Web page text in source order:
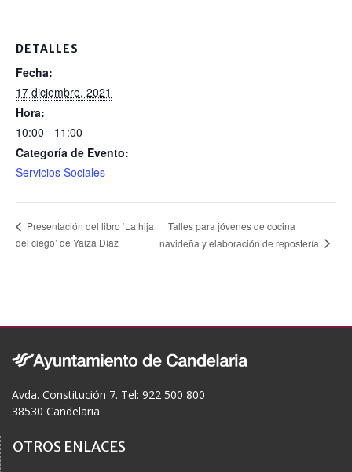
o
o
k
DETALLES
Fecha:
17 diciembre, 2021
Hora:
10:00 - 11:00
Categoría de Evento:
Servicios Sociales
Presentación del libro ‘La hija
del ciego’ de Yaiza Díaz
Talles para jóvenes de cocina
navideña y elaboración de repostería
Avda. Constitución 7. Tel: 922 500 800
38530 Candelaria
OTROS ENLACES